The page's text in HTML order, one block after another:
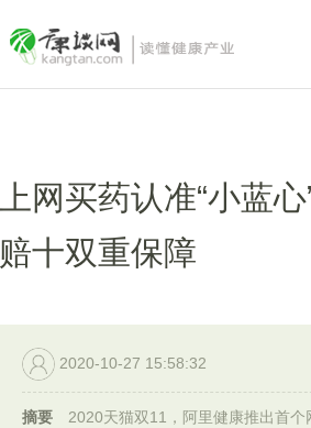
上网买药认准“小蓝
赔十双重保障
2020-10-27 15:58:32
摘要
2020天猫双11，阿里健康推出首个